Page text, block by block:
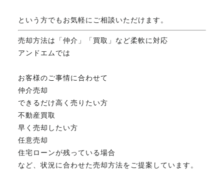
という方でもお気軽にご相談いただけます。
売却方法は「仲介」「買取」など柔軟に対応
アンドエムでは
お客様のご事情に合わせて
仲介売却
できるだけ高く売りたい方
不動産買取
早く売却したい方
任意売却
住宅ローンが残っている場合
など、状況に合わせた売却方法をご提案しています。